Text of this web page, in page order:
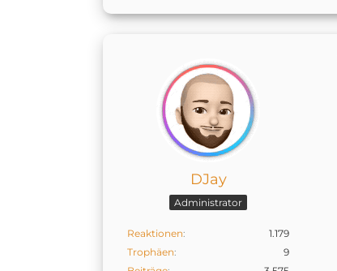
DJay
Administrator
Reaktionen
1.179
Trophäen
9